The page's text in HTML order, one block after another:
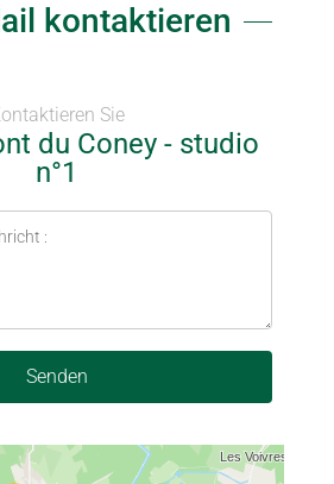
kontaktieren
Sie
du Coney - studio
n°1
Senden